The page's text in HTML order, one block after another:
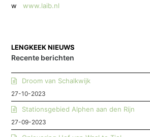
w
www.laib.nl
LENGKEEK NIEUWS
Recente berichten
Droom van Schalkwijk
27-10-2023
Stationsgebied Alphen aan den Rijn
27-09-2023